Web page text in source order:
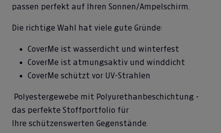
passen perfekt auf Ihren Sonnen/Ampelschirm.
Die richtige Wahl hat viele gute Gründe:
CoverMe ist wasserdicht und winterfest
CoverMe ist atmungsaktiv und winddicht
CoverMe schützt vor UV-Strahlen
Polyestergewebe mit Polyurethanbeschichtung -
das perfekte Stoffportfolio für
Ihre schützenswerten Gegenstände.